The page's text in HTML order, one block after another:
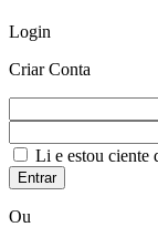
Login
Criar Conta
Li e estou ciente
Entrar
Ou